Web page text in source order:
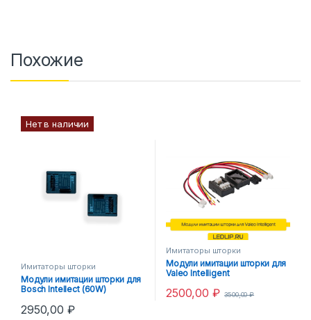
Похожие
Нет в наличии
Имитаторы шторки
Модули имитации шторки для
Bosch Intellect (60W)
2950,00 ₽
Имитаторы шторки
Модули имитации шторки для
Valeo Intelligent
2500,00 ₽ 3500,00₽